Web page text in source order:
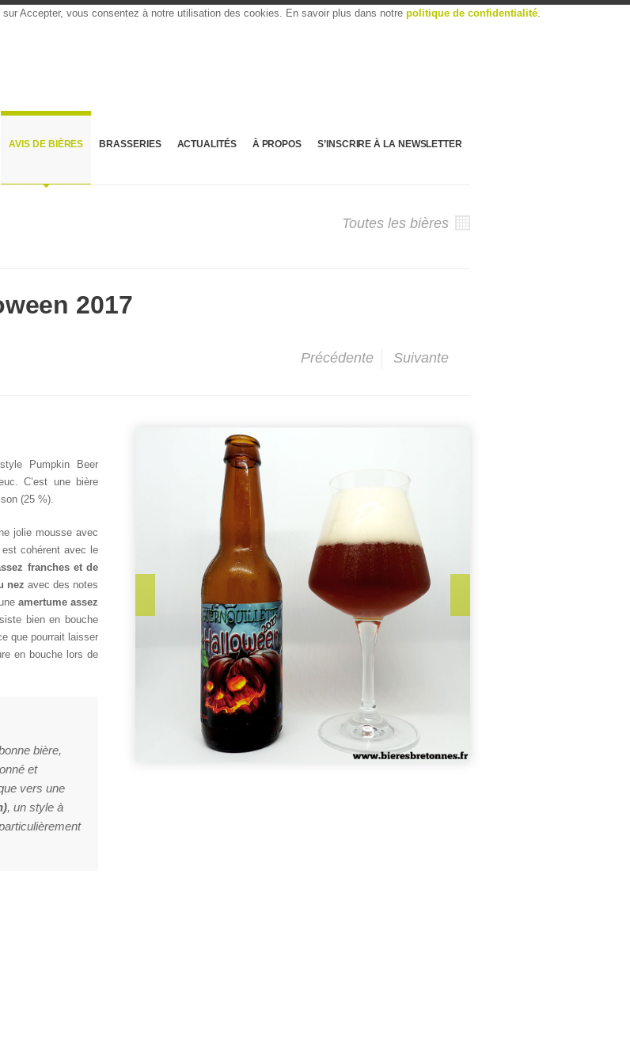
Accepter, vous consentez à notre utilisation des cookies. En savoir plus dans notre politique de confidentialité.
AVIS DE BIÈRES BRASSERIES ACTUALITÉS À PROPOS S’INSCRIRE À LA NEWSLETTER
Toutes les bières
2017
Précédente Suivante
Pumpkin Beer
C’est une bière
(25 %).
jolie mousse avec
cohérent avec le
franches et de
nez avec des notes
amertume assez
bien en bouche
que pourrait laisser
en bouche lors de
bière,
et
vers une
, un style à